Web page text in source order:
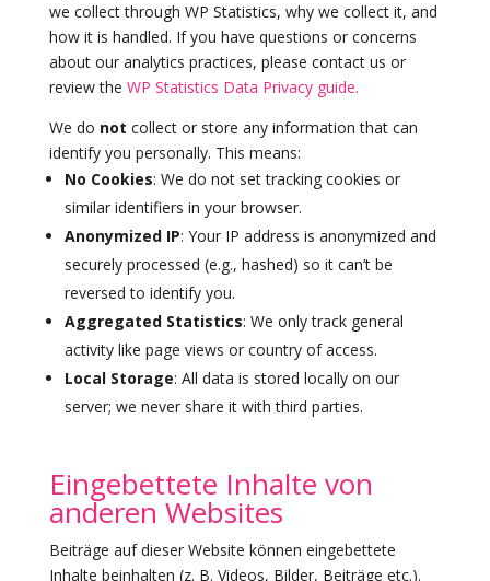
we collect through WP Statistics, why we collect it, and
how it is handled. If you have questions or concerns
about our analytics practices, please contact us or
review the WP Statistics Data Privacy guide.
We do not collect or store any information that can
identify you personally. This means:
No Cookies: We do not set tracking cookies or
similar identifiers in your browser.
Anonymized IP: Your IP address is anonymized and
securely processed (e.g., hashed) so it can’t be
reversed to identify you.
Aggregated Statistics: We only track general
activity like page views or country of access.
Local Storage: All data is stored locally on our
server; we never share it with third parties.
Eingebettete Inhalte von
anderen Websites
Beiträge auf dieser Website können eingebettete
Inhalte beinhalten (z. B. Videos, Bilder, Beiträge etc.).